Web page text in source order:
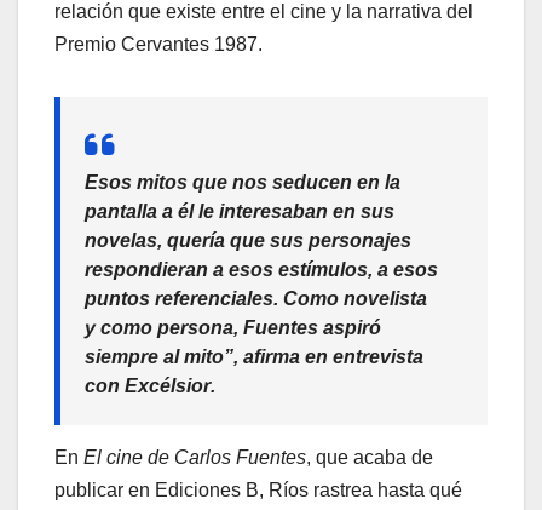
relación que existe entre el cine y la narrativa del
Premio Cervantes 1987.
Esos mitos que nos seducen en la
pantalla a él le interesaban en sus
novelas, quería que sus personajes
respondieran a esos estímulos, a esos
puntos referenciales. Como novelista
y como persona, Fuentes aspiró
siempre al mito”, afirma en entrevista
con Excélsior.
En El cine de Carlos Fuentes, que acaba de
publicar en Ediciones B, Ríos rastrea hasta qué